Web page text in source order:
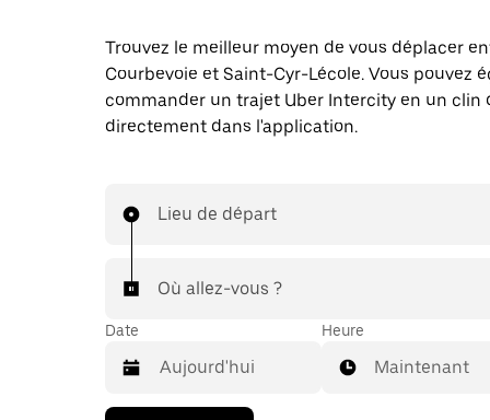
Trouvez le meilleur moyen de vous déplacer
Courbevoie et Saint-Cyr-Lécole. Vous pouvez
commander un trajet Uber Intercity en un clin
directement dans l'application.
Lieu de départ
Où allez-vous ?
Date Heure
Maintenant